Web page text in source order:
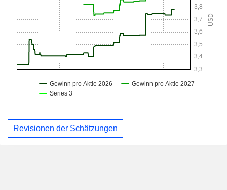
Revisionen der Schätzungen